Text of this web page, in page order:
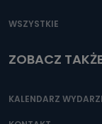
WSZYSTKIE
ZOBACZ
KALENDARZ